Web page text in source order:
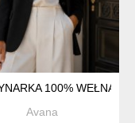
100% WEŁNA
Avana